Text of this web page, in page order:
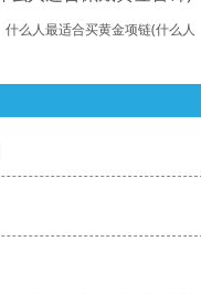
什么人最适合买黄金项链(什么人